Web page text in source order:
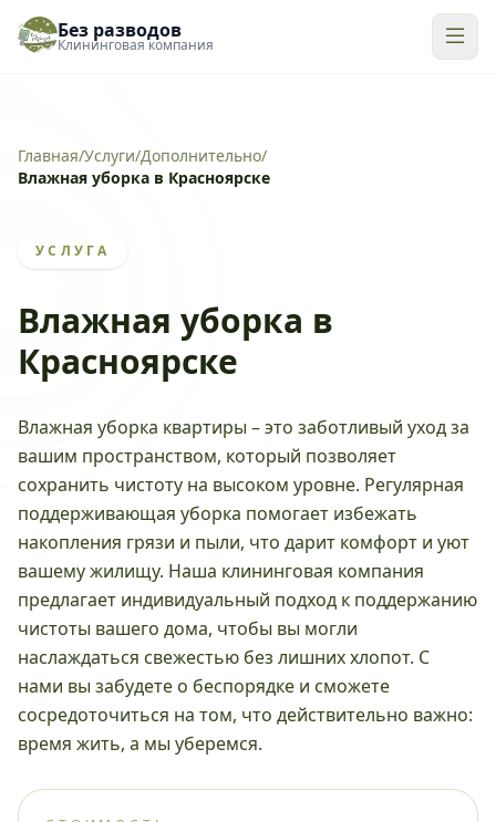
Без разводов
Клининговая компания
Главная/Услуги/Дополнительно/
Влажная уборка в Красноярске
УСЛУГА
Влажная уборка в
Красноярске
Влажная уборка квартиры – это заботливый уход за
вашим пространством, который позволяет
сохранить чистоту на высоком уровне. Регулярная
поддерживающая уборка помогает избежать
накопления грязи и пыли, что дарит комфорт и уют
вашему жилищу. Наша клининговая компания
предлагает индивидуальный подход к поддержанию
чистоты вашего дома, чтобы вы могли
наслаждаться свежестью без лишних хлопот. С
нами вы забудете о беспорядке и сможете
сосредоточиться на том, что действительно важно:
время жить, а мы уберемся.